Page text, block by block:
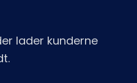
lader kunderne